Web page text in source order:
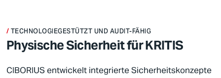
TECHNOLOGIEGESTÜTZT UND AUDIT-FÄHIG
Physische Sicherheit für KRITIS
CIBORIUS entwickelt integrierteSicherheitskonzepte